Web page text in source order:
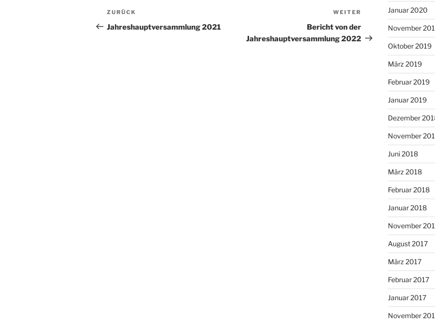
Beitragsnavigation
Vorheriger
Beitrag
ZURÜCK
Jahreshauptversammlung 2021
Nächster
Beitrag
WEITER
Bericht von der
Jahreshauptversammlung 2022
Januar 2020
November
Oktober 2019
März 2019
Februar 2019
Januar 2019
Dezember
November
Juni 2018
März 2018
Februar 2018
Januar 2018
November
August 2017
März 2017
Februar 2017
Januar 2017
November